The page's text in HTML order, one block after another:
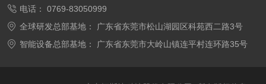
电话：
0769-83050999
全球研发总部基地：
广东省东莞市松山湖园区科苑西二路3号
智能设备总部基地：
广东省东莞市大岭山镇连平村连环路35号